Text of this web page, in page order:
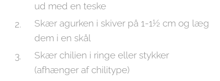
ud med en teske
Skær agurken i skiver på 1-1½ cm og læg
dem i en skål
Skær chilien i ringe eller stykker
(afhænger af chilitype)